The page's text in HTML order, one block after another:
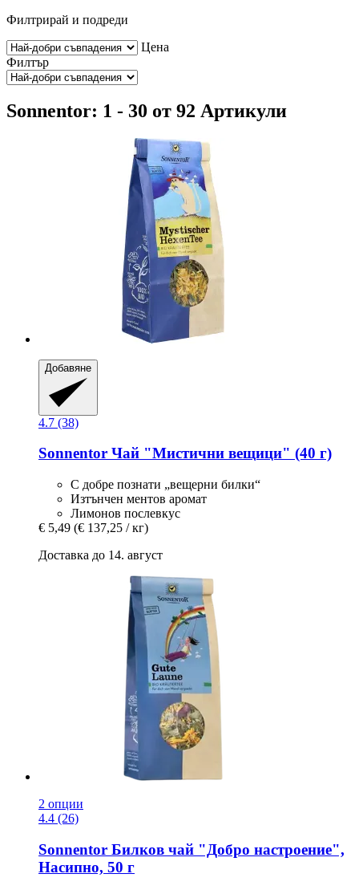
Филтрирай и подреди
Цена
Филтър
Sonnentor: 1 - 30 от 92 Артикули
Добавяне
4.7 (38)
Sonnentor Чай "Мистични вещици" (40 г)
С добре познати „вещерни билки“
Изтънчен ментов аромат
Лимонов послевкус
€ 5,49 (€ 137,25 / кг)
Доставка до 14. август
2 опции
4.4 (26)
Sonnentor Билков чай "Добро настроение",
Насипно, 50 г